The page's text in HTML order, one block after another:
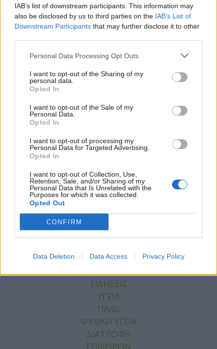
IAB’s list of downstream participants. This information may
also be disclosed by us to third parties on the IAB’s List of
Downstream Participants that may further disclose it to other
Personal Data Processing Opt Outs
I want to opt-out of the Sharing of my
personal data.
Opted In
I want to opt-out of the Sale of my
Personal Data.
Opted In
I want to opt-out of processing my
Personal Data for Targeted Advertising.
Opted In
I want to opt-out of Collection, Use,
Retention, Sale, and/or Sharing of my
Personal Data that Is Unrelated with the
Purposes for which it was collected.
Opted Out
CONFIRM
Data Deletion Data Access Privacy Policy
μεγαλύτερου δικτύου υγειονομικής περίθαλψης,
αλλά και η δυνατότητα καθοδήγησης της
διαδικασίας χάραξης πολιτικής σε ευρωπαϊκό
επίπεδο.
Facebook
Twitter
Tags:ΕΟΔΥ,ΘΕΟΚΛΗΣ ΖΑΟΥΤΗΣ
ΕΙΔΗΣΕΙΣ
ΥΓΕΙΑ
ΠΑΙΔΙ
ΨΥΧΙΚΗ ΥΓΕΙΑ
ΔΙΑΤΡΟΦΗ
ΕΠΙΧΕΙΡΕΙΝ